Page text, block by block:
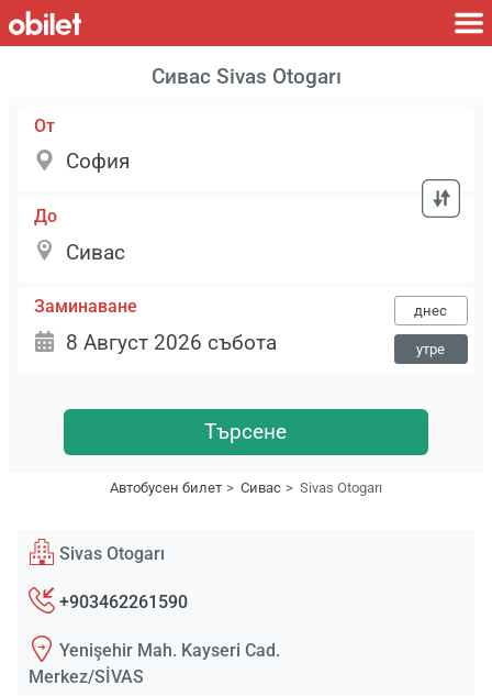
Сивас Sivas Otogarı
От
До
Заминаване днес
утре
Търсене
Автобусен билет Сивас Sivas Otogarı
Sivas Otogarı
+903462261590
Yenişehir Mah. Kayseri Cad.
Merkez/SİVAS